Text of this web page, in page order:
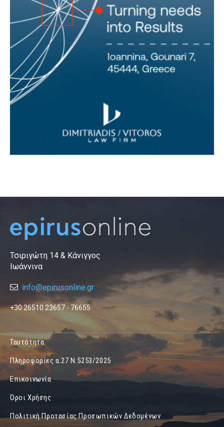
Τσιριγώτη 14 & Κάνιγγος
Ιωάννινα
info@epirusonline.gr
+30 26510 23657 - 76655
Ταυτότητα
Πληροφορίες α.27 Ν.5253/2025
Επικοινωνία
Όροι Χρήσης
Πολιτική Προτασίας Προσωπικών Δεδομένων